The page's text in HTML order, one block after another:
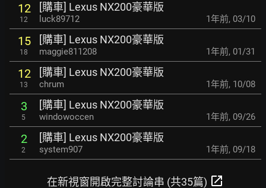
12
12
[購車] Lexus NX200豪華版
luck89712 1年前, 03/10
15
18
[購車] Lexus NX200豪華版
maggie811208 1年前, 01/31
12
13
[購車] Lexus NX200豪華版
chrum 1年前, 10/08
3
5
[購車] Lexus NX200豪華版
windowoccen 1年前, 09/26
2
2
[購車] Lexus NX200豪華版
system907 1年前, 09/18
在新視窗開啟完整討論串 (共35篇) open_in_new